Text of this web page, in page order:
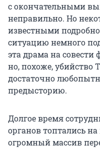
с окончательными
неправильно. Но
известными
ситуацию немного
эта драма на
но, похоже, убийство
достаточно
предысторию.
Долгое время
органов топтались
огромный массив